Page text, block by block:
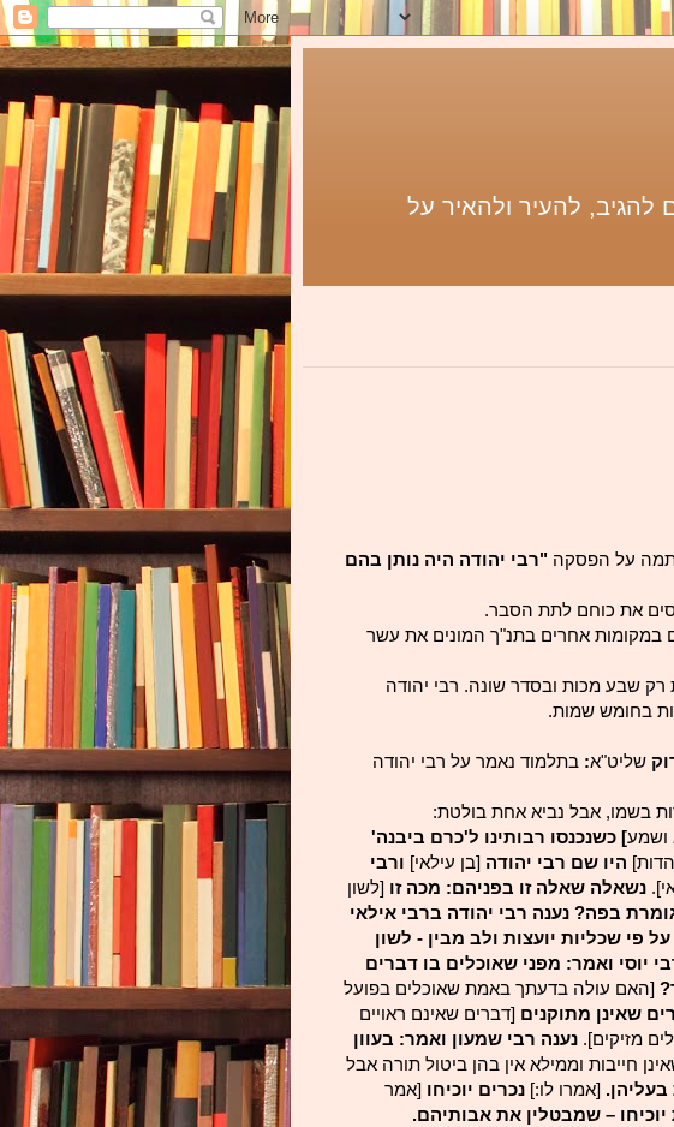
להגיב, להעיר ולהאיר על
תמה על הפסקה "רבי יהודה היה נותן בהם
את כוחם לתת הסבר.
במקומות אחרים בתנ"ך המונים את עשר
28, קה 26-36] מוזכרות רק שבע מכות ובסדר שונה. רבי יהודה
בחומש שמות.
שליט"א: בתלמוד נאמר על רבי יהודה
בשמו, אבל נביא אחת בולטת:
ושמע] כשנכנסו רבותינו ל'כרם ביבנה'
היו שם רבי יהודה [בן עילאי] ורבי
נשאלה שאלה זו בפניהם: מכה זו [לשון
בפה? נענה רבי יהודה ברבי אילאי
פי שכליות יועצות ולב מבין - לשון
יוסי ואמר: מפני שאוכלים בו דברים
[האם עולה בדעתך באמת שאוכלים בפועל
שאינן מתוקנים [דברים שאינם ראויים
מזיקים]. נענה רבי שמעון ואמר: בעוון
חייבות וממילא אין בהן ביטול תורה אבל
[אמרו לו:] נכרים יוכיחו [אמר
– שמבטלין את אבותיהם.